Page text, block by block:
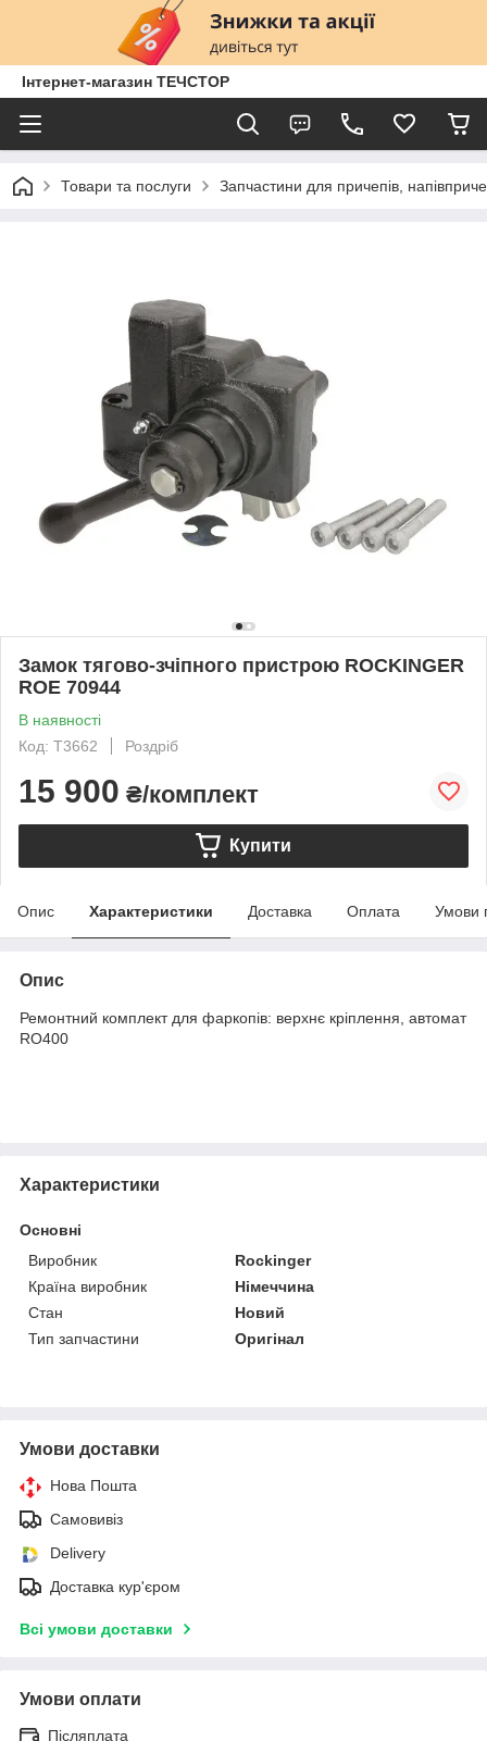
Інтернет-магазин ТЕЧСТОР
Товари та послуги Запчастини для причепів,
Замок тягово-зчіпного пристрою ROCKINGER
ROE 70944
В наявності
Код: T3662
Роздріб
15 900 ₴/комплект
Купити
Опис Характеристики Доставка Оплата Умови
Опис
Ремонтний комплект для фаркопів: верхнє кріплення, автомат
RO400
Характеристики
Основні
Виробник
Rockinger
Країна виробник
Німеччина
Стан
Новий
Тип запчастини
Оригінал
Умови доставки
Нова Пошта
Самовивіз
Delivery
Доставка кур'єром
Всі умови доставки
Умови оплати
Післяплата